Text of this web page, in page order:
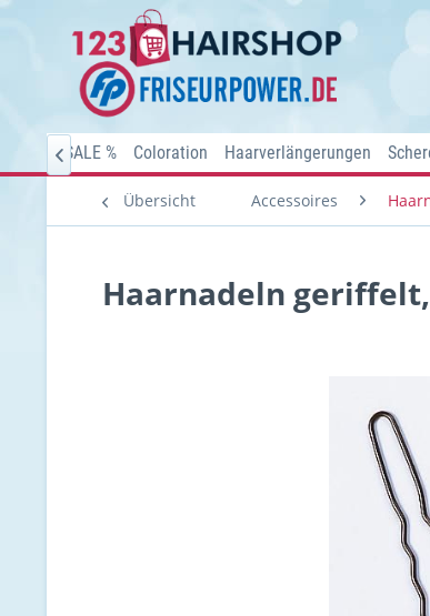
SALE % Coloration Haarverlängerungen

Übersicht Accessoires
Haarnadeln